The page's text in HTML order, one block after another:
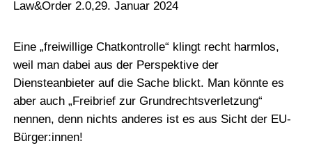
Law&Order 2.0,29. Januar 2024
Eine „freiwillige Chatkontrolle“ klingt recht harmlos,
weil man dabei aus der Perspektive der
Diensteanbieter auf die Sache blickt. Man könnte es
aber auch „Freibrief zur Grundrechtsverletzung“
nennen, denn nichts anderes ist es aus Sicht der EU-
Bürger:innen!